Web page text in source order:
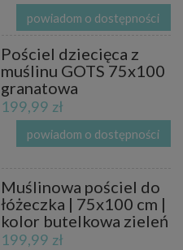
powiadom o dostępności
Pościel dziecięca z
muślinu GOTS 75x100
granatowa
199,99 zł
powiadom o dostępności
Muślinowa pościel do
łóżeczka | 75x100 cm |
kolor butelkowa zieleń
199,99 zł